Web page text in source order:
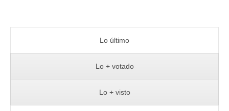
Lo último
Lo + votado
Lo + visto